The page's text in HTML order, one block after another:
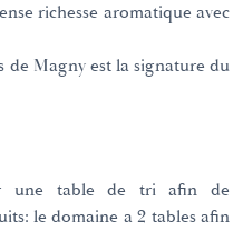
richesse aromatique avec
de Magny est la signature du
une table de tri afin de
le domaine a 2 tables afin